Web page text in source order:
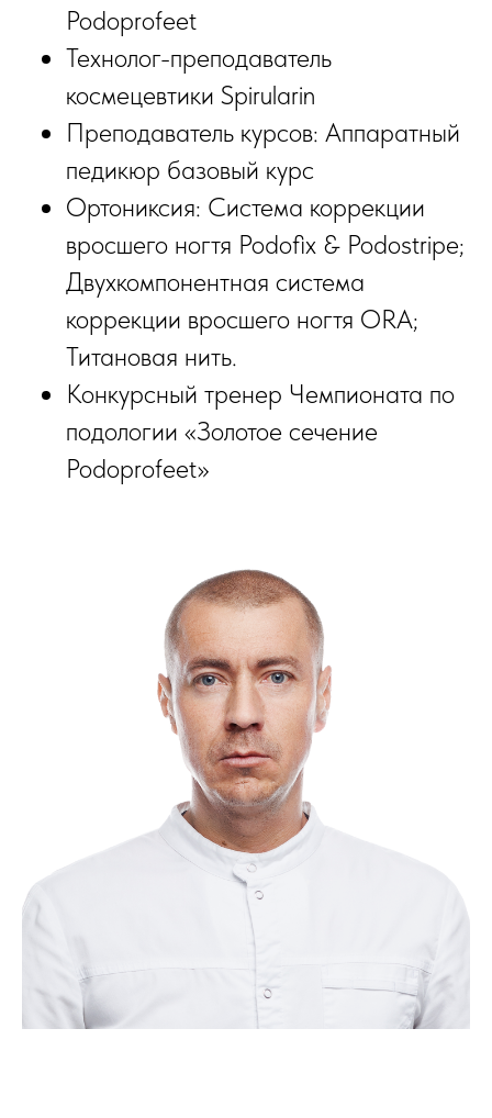
Podoprofeet
Технолог-преподаватель
космецевтики Spirularin
Преподаватель курсов: Аппаратный
педикюр базовый курс
Ортониксия: Система коррекции
вросшего ногтя Podofix & Podostripe;
Двухкомпонентная система
коррекции вросшего ногтя ORA;
Титановая нить.
Конкурсный тренер Чемпионата по
подологии «Золотое сечение
Podoprofeet»